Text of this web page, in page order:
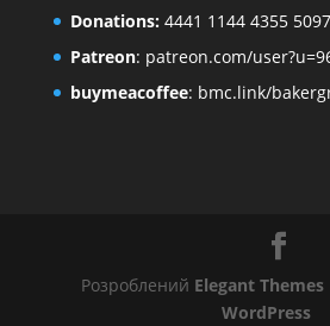
Donations:4441 1144 4355 5097
Patreon: patreon.com/
buymeacoffee: bmc.link/
Розроблений Elegant Themes
WordPress